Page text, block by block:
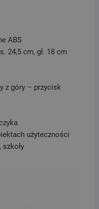
ABS
24,5 cm, gł. 18 cm
z góry – przycisk
użyteczności
szkoły